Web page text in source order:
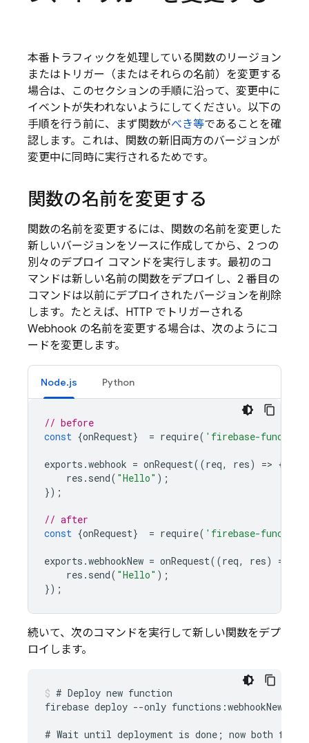
本番トラフィックを処理している関数のリージョン
またはトリガー（またはそれらの名前）を変更する
場合は、このセクションの手順に沿って、変更中に
イベントが失われないようにしてください。以下の
手順を行う前に、まず関数がべき等であることを確
認します。これは、関数の新旧両方のバージョンが
変更中に同時に実行されるためです。
関数の名前を変更する
関数の名前を変更するには、関数の名前を変更した
新しいバージョンをソースに作成してから、2 つの
別々のデプロイ コマンドを実行します。最初のコ
マンドは新しい名前の関数をデプロイし、2 番目の
コマンドは以前にデプロイされたバージョンを削除
します。たとえば、HTTP でトリガーされる
Webhook の名前を変更する場合は、次のようにコ
ードを変更します。
Node.js Python
// before
const {onRequest} = require( 'firebase-
exports .webhook = onRequest((req, res) => {
res . send( "Hello" );
});
// after
const {onRequest} = require( 'firebase-
exports .webhookNew = onRequest((req, res) =
res . send( "Hello" );
});
続いて、次のコマンドを実行して新しい関数をデプ
ロイします。
# Deploy new function
firebase deploy --only functions:webhookNew
# Wait until deployment is done; now both